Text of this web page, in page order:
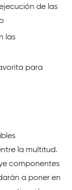
de las
las
para
la multitud.
componentes
a poner en